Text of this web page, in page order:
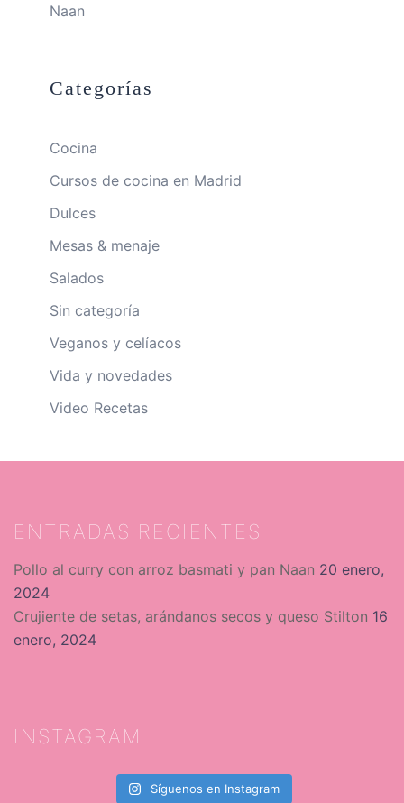
Naan
Categorías
Cocina
Cursos de cocina en Madrid
Dulces
Mesas & menaje
Salados
Sin categoría
Veganos y celíacos
Vida y novedades
Video Recetas
ENTRADAS RECIENTES
Pollo al curry con arroz basmati y pan Naan 20 enero,
2024
Crujiente de setas, arándanos secos y queso Stilton 16
enero, 2024
INSTAGRAM
Síguenos en Instagram